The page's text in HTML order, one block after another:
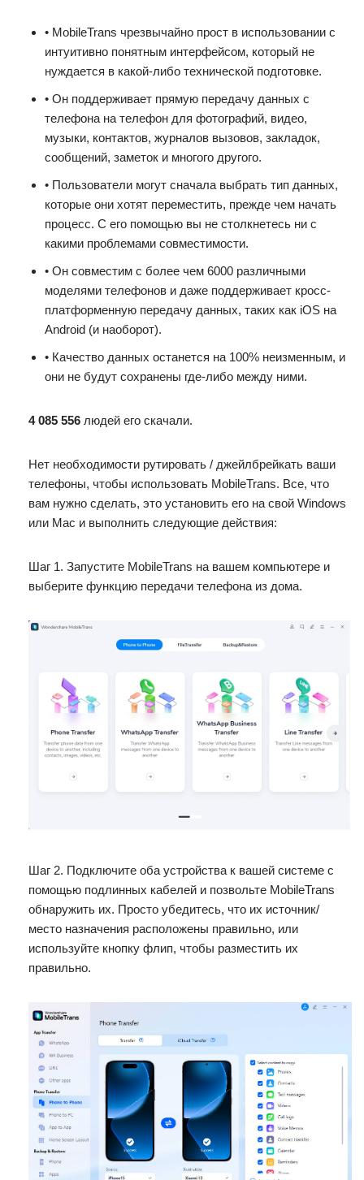
• MobileTrans чрезвычайно прост в использовании с
интуитивно понятным интерфейсом, который не
нуждается в какой-либо технической подготовке.
• Он поддерживает прямую передачу данных с
телефона на телефон для фотографий, видео,
музыки, контактов, журналов вызовов, закладок,
сообщений, заметок и многого другого.
• Пользователи могут сначала выбрать тип данных,
которые они хотят переместить, прежде чем начать
процесс. С его помощью вы не столкнетесь ни с
какими проблемами совместимости.
• Он совместим с более чем 6000 различными
моделями телефонов и даже поддерживает кросс-
платформенную передачу данных, таких как iOS на
Android (и наоборот).
• Качество данных останется на 100% неизменным, и
они не будут сохранены где-либо между ними.
4 085 556 людей его скачали.
Нет необходимости рутировать / джейлбрейкать ваши
телефоны, чтобы использовать MobileTrans. Все, что
вам нужно сделать, это установить его на свой Windows
или Mac и выполнить следующие действия:
Шаг 1. Запустите MobileTrans на вашем компьютере и
выберите функцию передачи телефона из дома.
Шаг 2. Подключите оба устройства к вашей системе с
помощью подлинных кабелей и позвольте MobileTrans
обнаружить их. Просто убедитесь, что их источник/
место назначения расположены правильно, или
используйте кнопку флип, чтобы разместить их
правильно.